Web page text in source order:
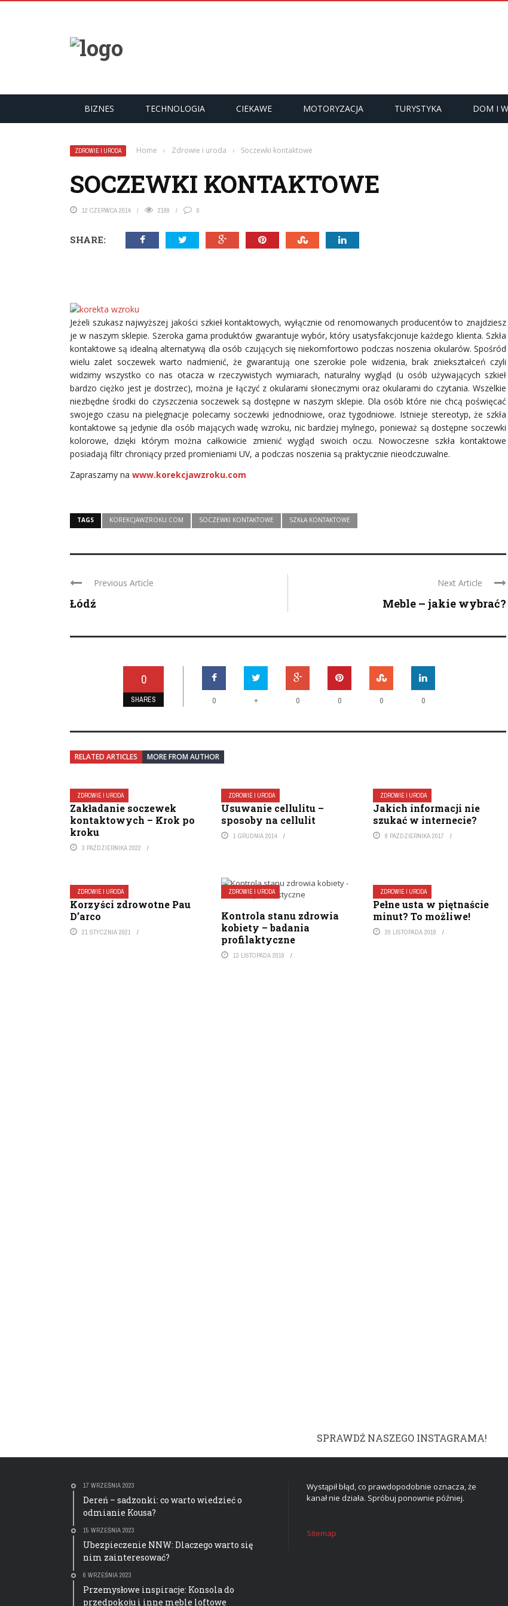
BIZNES TECHNOLOGIA CIEKAWE MOTORYZACJA TURYSTYKA DOM I
ZDROWIE I URODA Home › Zdrowie i uroda › Soczewki kontaktowe
SOCZEWKI KONTAKTOWE
12 CZERWCA 2014 2199 0
SHARE:
Jeżeli szukasz najwyższej jakości szkieł kontaktowych, wyłącznie od renomowanych producentów to znajdziesz
je w naszym sklepie. Szeroka gama produktów gwarantuje wybór, który usatysfakcjonuje każdego klienta. Szkła
kontaktowe są idealną alternatywą dla osób czujących się niekomfortowo podczas noszenia okularów. Spośród
wielu zalet soczewek warto nadmienić, że gwarantują one szerokie pole widzenia, brak zniekształceń czyli
widzimy wszystko co nas otacza w rzeczywistych wymiarach, naturalny wygląd (u osób używających szkieł
bardzo ciężko jest je dostrzec), można je łączyć z okularami słonecznymi oraz okularami do czytania. Wszelkie
niezbędne środki do czyszczenia soczewek są dostępne w naszym sklepie. Dla osób które nie chcą poświęcać
swojego czasu na pielęgnacje polecamy soczewki jednodniowe, oraz tygodniowe. Istnieje stereotyp, że szkła
kontaktowe są jedynie dla osób mających wadę wzroku, nic bardziej mylnego, ponieważ są dostępne soczewki
kolorowe, dzięki którym można całkowicie zmienić wygląd swoich oczu. Nowoczesne szkła kontaktowe
posiadają filtr chroniący przed promieniami UV, a podczas noszenia są praktycznie nieodczuwalne.
Zapraszamy na www.korekcjawzroku.com
TAGS KOREKCJAWZROKU.COM SOCZEWKI KONTAKTOWE SZKŁA KONTAKTOWE
Previous Article
Łódź
Next Article
Meble – jakie wybrać?
0
SHARES 0 + 0 0 0 0
RELATED ARTICLES MORE FROM AUTHOR
ZDROWIE I URODA
Zakładanie soczewek
kontaktowych – Krok po
kroku
3 PAŹDZIERNIKA 2022
ZDROWIE I URODA
Usuwanie cellulitu –
sposoby na cellulit
1 GRUDNIA 2014
ZDROWIE I URODA
Jakich informacji nie
szukać w internecie?
8 PAŹDZIERNIKA 2017
ZDROWIE I URODA
Korzyści zdrowotne Pau
D’arco
21 STYCZNIA 2021
ZDROWIE I URODA
Kontrola stanu zdrowia
kobiety – badania
profilaktyczne
13 LISTOPADA 2019
ZDROWIE I URODA
Pełne usta w piętnaście
minut? To możliwe!
20 LISTOPADA 2018
DOM I WNĘTRZE
TWOJE MARZENIE W
Twoje Marzenie w Czterech Ścianach: Kuchnie
na Zamówienie Bielsko-Biała W wielkim
przystanią. Jak uczynić ją miejscem marzeń ...
SPRAWDŹ NASZEGO INSTAGRAMA!
17 WRZEŚNIA 2023
Dereń – sadzonki: co warto wiedzieć o
odmianie Kousa?
15 WRZEŚNIA 2023
Ubezpieczenie NNW: Dlaczego warto się
nim zainteresować?
6 WRZEŚNIA 2023
Przemysłowe inspiracje: Konsola do
przedpokoju i inne meble loftowe
Wystąpił błąd, co prawdopodobnie oznacza, że
kanał nie działa. Spróbuj ponownie później.
Sitemap